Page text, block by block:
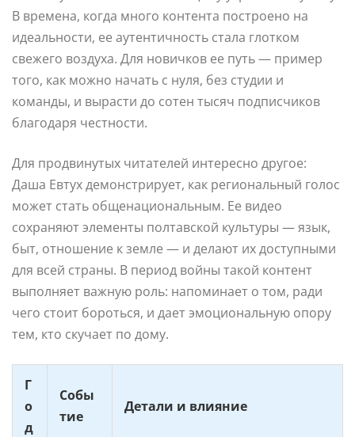
В времена, когда много контента построено на
идеальности, ее аутентичность стала глотком
свежего воздуха. Для новичков ее путь — пример
того, как можно начать с нуля, без студии и
команды, и вырасти до сотен тысяч подписчиков
благодаря честности.
Для продвинутых читателей интересно другое:
Даша Евтух демонстрирует, как региональный голос
может стать общенациональным. Ее видео
сохраняют элементы полтавской культуры — язык,
быт, отношение к земле — и делают их доступными
для всей страны. В период войны такой контент
выполняет важную роль: напоминает о том, ради
чего стоит бороться, и дает эмоциональную опору
тем, кто скучает по дому.
Г
о
д
Собы
тие
Детали и влияние